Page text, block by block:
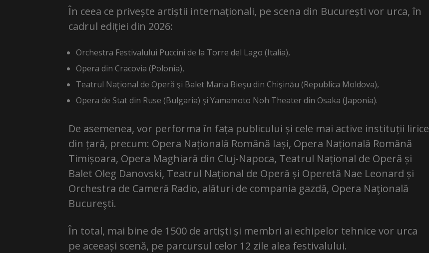
În ceea ce privește artiștii internaționali, pe scena din București vor urca, în
cadrul ediției din 2026:
Orchestra Festivalului Puccini de la Torre del Lago (Italia),
Opera din Cracovia (Polonia),
Teatrul Naţional de Operă şi Balet Maria Bieşu din Chişinău (Republica Moldova),
Opera de Stat din Ruse (Bulgaria) şi Yamamoto Noh Theater din Osaka (Japonia).
De asemenea, vor performa în fața publicului și cele mai active instituții lirice
din țară, precum: Opera Națională Română Iași, Opera Națională Română
Timișoara, Opera Maghiară din Cluj-Napoca, Teatrul Național de Operă și
Balet Oleg Danovski, Teatrul Național de Operă și Operetă Nae Leonard și
Orchestra de Cameră Radio, alături de compania gazdă, Opera Naţională
Bucureşti.
În total, mai bine de 1500 de artiști și membri ai echipelor tehnice vor urca
pe aceeași scenă, pe parcursul celor 12 zile alea festivalului.